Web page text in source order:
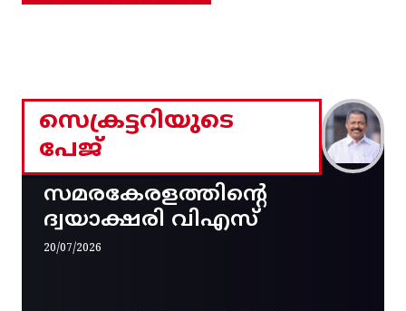
സെക്രട്ടറിയുടെ
പേജ്
സമരകേരളത്തിൻ്റെ
ദ്വയാക്ഷരി വിഎസ്
20/07/2026